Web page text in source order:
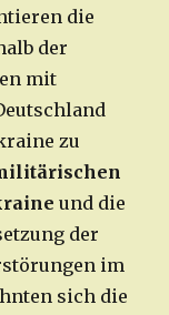
die
der
mit
zu
und die
der
im
sich die